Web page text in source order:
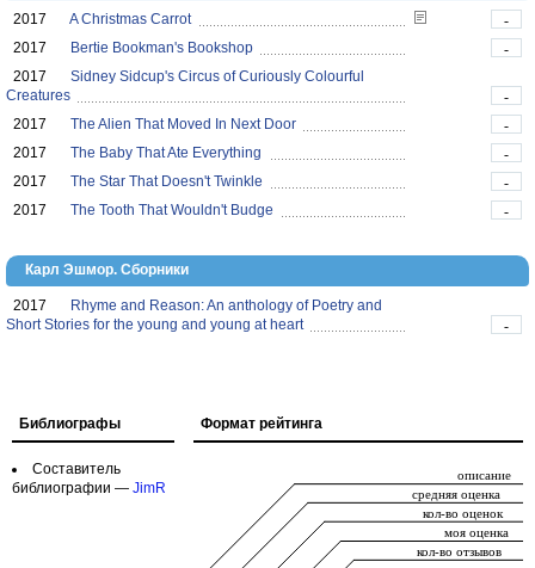
2017 A Christmas Carrot
-
2017
Bertie Bookman's Bookshop
-
2017
Sidney Sidcup's Circus of Curiously Colourful
Creatures
-
2017
The Alien That Moved In Next Door
-
2017
The Baby That Ate Everything
-
2017
The Star That Doesn't Twinkle
-
2017
The Tooth That Wouldn't Budge -
Карл Эшмор. Сборники
2017
Rhyme and Reason: An anthology of Poetry and
Short Stories for the young and young at heart
-
Формат рейтинга
Библиографы
Составитель
библиографии — JimR